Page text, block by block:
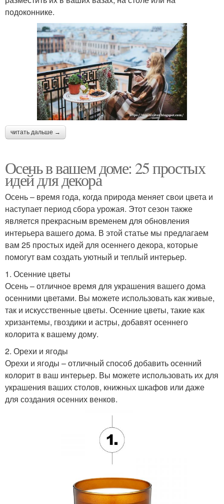
подоконнике.
читать дальше →
Осень в вашем доме: 25 простых
идей для декора
Осень – время года, когда природа меняет свои цвета и
наступает период сбора урожая. Этот сезон также
является прекрасным временем для обновления
интерьера вашего дома. В этой статье мы предлагаем
вам 25 простых идей для осеннего декора, которые
помогут вам создать уютный и теплый интерьер.
1. Осенние цветы
Осень – отличное время для украшения вашего дома
осенними цветами. Вы можете использовать как живые,
так и искусственные цветы. Осенние цветы, такие как
хризантемы, гвоздики и астры, добавят осеннего
колорита к вашему дому.
2. Орехи и ягоды
Орехи и ягоды – отличный способ добавить осенний
колорит в ваш интерьер. Вы можете использовать их для
украшения ваших столов, книжных шкафов или даже
для создания осенних венков.